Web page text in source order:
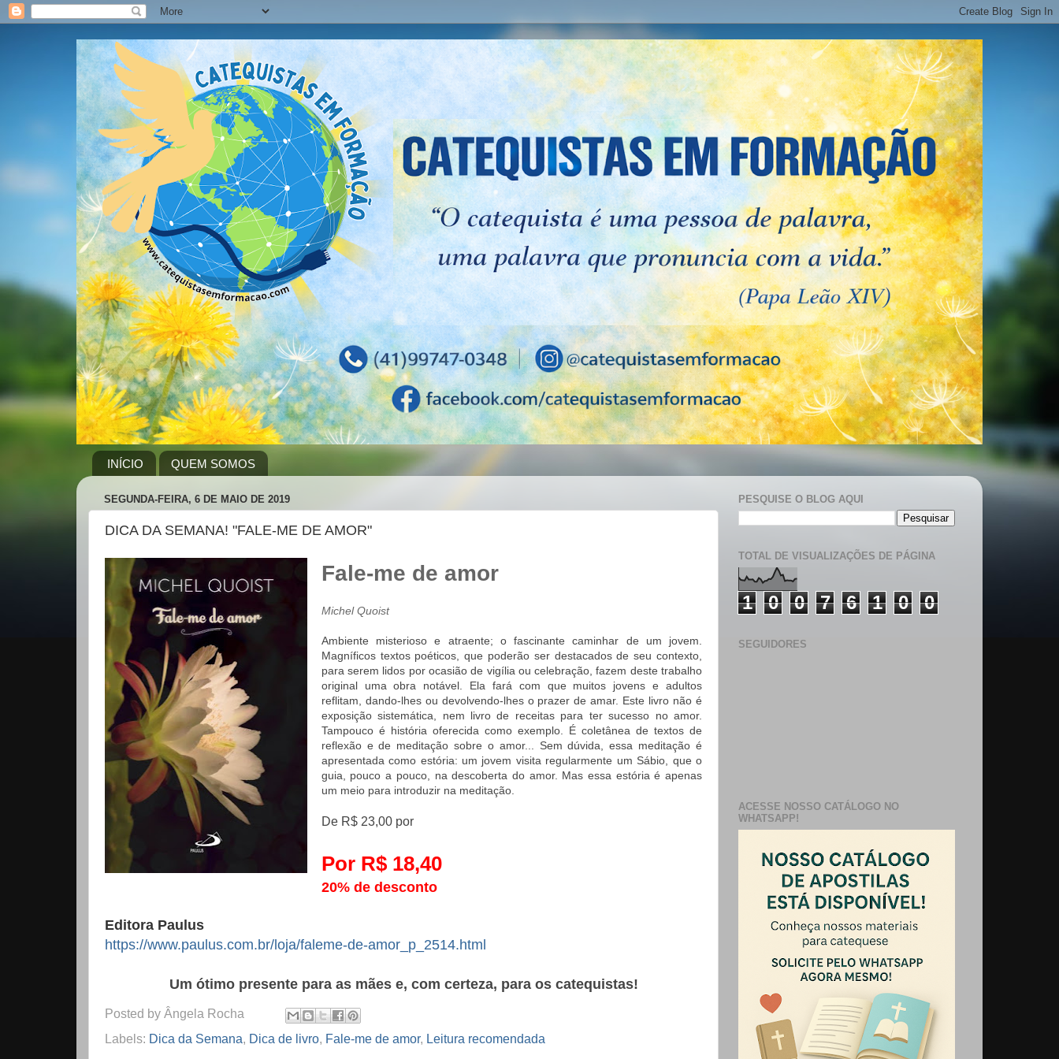
INÍCIO QUEM SOMOS
SEGUNDA-FEIRA, 6 DE MAIO DE 2019
DICA DA SEMANA! "FALE-ME DE AMOR"
Fale-me de amor
Michel Quoist
Ambiente misterioso e atraente; o fascinante caminhar de um jovem.
Magníficos textos poéticos, que poderão ser destacados de seu contexto,
para serem lidos por ocasião de vigília ou celebração, fazem deste trabalho
original uma obra notável. Ela fará com que muitos jovens e adultos
reflitam, dando-lhes ou devolvendo-lhes o prazer de amar. Este livro não é
exposição sistemática, nem livro de receitas para ter sucesso no amor.
Tampouco é história oferecida como exemplo. É coletânea de textos de
reflexão e de meditação sobre o amor... Sem dúvida, essa meditação é
apresentada como estória: um jovem visita regularmente um Sábio, que o
guia, pouco a pouco, na descoberta do amor. Mas essa estória é apenas
um meio para introduzir na meditação.
De R$ 23,00 por
Por R$ 18,40
20% de desconto
Editora Paulus
https://www.paulus.com.br/loja/faleme-de-amor_p_2514.html
Um ótimo presente para as mães e, com certeza, para os catequistas!
Posted by Ângela Rocha
Labels: Dica da Semana Dica de livro Fale-me de amor, Leitura recomendada
PESQUISE O BLOG AQUI
TOTAL DE VISUALIZAÇÕES DE PÁGINA
1 0 0 7 6 1 0 0
SEGUIDORES
ACESSE NOSSO CATÁLOGO NO
WHATSAPP!